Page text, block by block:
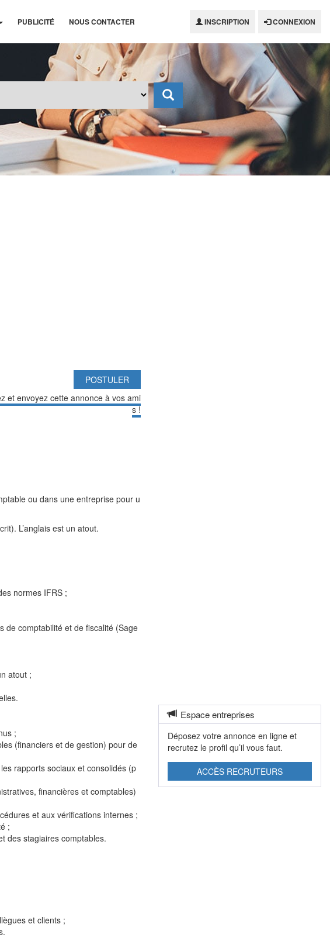
PUBLICITÉ NOUS CONTACTER INSCRIPTION CONNEXION
POSTULER
et envoyez cette annonce à vos ami
s !
ou dans une entreprise pour u
L’anglais est un atout.
normes IFRS ;
de comptabilité et de fiscalité (Sage
atout ;
;
(financiers et de gestion) pour de
rapports sociaux et consolidés (p
financières et comptables)
et aux vérifications internes ;
;
des stagiaires comptables.
et clients ;
Espace entreprises
Déposez votre annonce en ligne et
recrutez le profil qu’il vous faut.
ACCÈS RECRUTEURS